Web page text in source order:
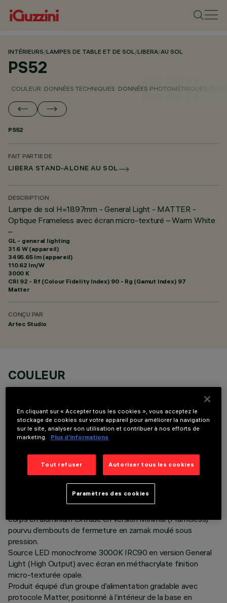
INTÉRIEURS/LAMPES DE TABLE ET DE SOL/LIBERA/AU SOL
PS52
COULEUR DONNÉES TECHNIQUES DONNÉES PHOTOMÉTRIQUES
PS52
FAIT PARTIE DE
LIBERA STAND-ALONE AU SOL
DESCRIPTION
Lampe de sol H=1897mm - General Light - MATTER -
Optique Frameless avec écran micro-texturé – Warm White
–
GL - general lighting
31.6 W (appareil)
3495.65 lm (appareil)
110.62 lm/W
3000 K
CRI 92 - Rf (Colour Fidelity Index) 90 - Rg (Gamut Index) 97
Matter
CONÇU PAR
Artec Studio
COULEUR
DERNIÈRE MISE À JOUR: 07/08/2026
corps en aluminium extrudé en version Minimal (Frameless)
pourvu d’embouts de fermeture en zamak moulé sous
pression.
Source LED monochrome 3000K IRC90 en version General
Light (High Output) avec écran en méthacrylate finition
micro-texturée opale.
Produit équipé d’un groupe d’alimentation gradable avec
protocole Matter, positionné à l’intérieur de la base en
En cliquant sur « Accepter tous les cookies », vous acceptez le
stockage de cookies sur votre appareil pour améliorer la navigation
sur le site, analyser son utilisation et contribuer à nos efforts de
marketing.
Plus d’informations
Tout refuser Autoriser tous les cookies
Paramètres des cookies